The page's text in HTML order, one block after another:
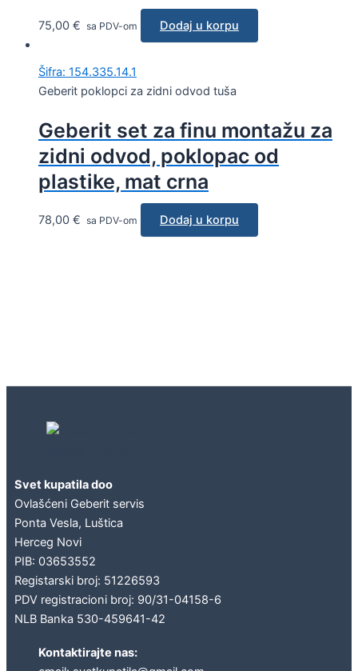
75,00 € sa PDV-om Dodaj u korpu
Šifra: 154.335.14.1
Geberit poklopci za zidni odvod tuša
Geberit set za finu montažu za
zidni odvod, poklopac od
plastike, mat crna
78,00 € sa PDV-om Dodaj u korpu
Svet kupatila doo
Ovlašćeni Geberit servis
Ponta Vesla, Luštica
Herceg Novi
PIB: 03653552
Registarski broj: 51226593
PDV registracioni broj: 90/31-04158-6
NLB Banka 530-459641-42
Kontaktirajte nas: